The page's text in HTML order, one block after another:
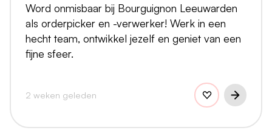
Word onmisbaar bij Bourguignon Leeuwarden
als orderpicker en -verwerker! Werk in een
hecht team, ontwikkel jezelf en geniet van een
fijne sfeer.
2 weken geleden